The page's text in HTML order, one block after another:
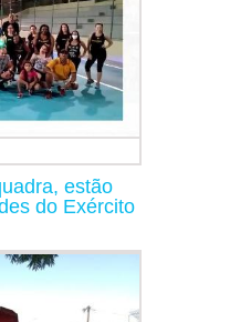
estão
do Exército